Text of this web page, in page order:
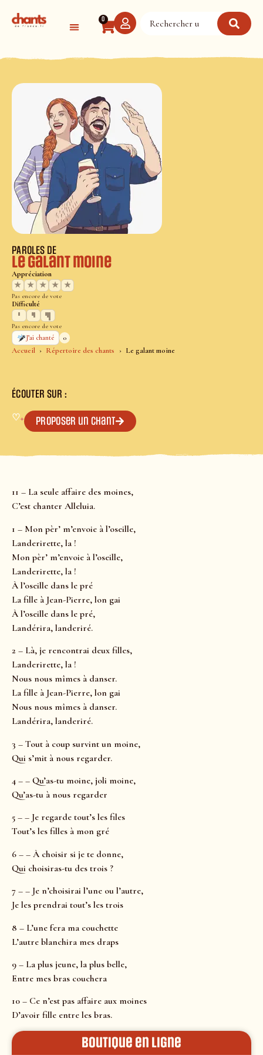
0
Accueil Répertoire des chants Le galant moine
PAROLES DE
Le galant moine
Appréciation
★
★ ★ ★ ★
Pas encore de vote
Difficulté
Pas encore de vote
J’ai chanté
0
ÉCOUTER SUR :
♡+ Proposer un chant
11 – La seule affaire des moines,
C’est chanter Alleluia.
1 – Mon pèr’ m’envoie à l’oseille,
Landerirette, la !
Mon pèr’ m’envoie à l’oseille,
Landerirette, la !
À l’oseille dans le pré
La fille à Jean-Pierre, lon gai
À l’oseille dans le pré,
Landérira, landeriré.
2 – Là, je rencontrai deux filles,
Landerirette, la !
Nous nous mîmes à danser.
La fille à Jean-Pierre, lon gai
Nous nous mîmes à danser.
Landérira, landeriré.
3 – Tout à coup survint un moine,
Qui s’mit à nous regarder.
4 – – Qu’as-tu moine, joli moine,
Qu’as-tu à nous regarder
5 – – Je regarde tout’s les files
Tout’s les filles à mon gré
6 – – À choisir si je te donne,
Qui choisiras-tu des trois ?
7 – – Je n’choisirai l’une ou l’autre,
Je les prendrai tout’s les trois
8 – L’une fera ma couchette
L’autre blanchira mes draps
9 – La plus jeune, la plus belle,
Entre mes bras couchera
10 – Ce n’est pas affaire aux moines
D’avoir fille entre les bras.
Boutique en ligne